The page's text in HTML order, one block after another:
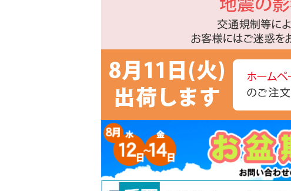
貼ってはがせる壁紙
ウォールステッカー
キッチンに使う
扉・窓・家具に使う
つまみ
スイッチプレート
コンセントプレート
ダボ
あおり止め
キャッチ
ラッチ
吊り金具
固定金具
トイレ用品
浴室用品
流し台所用品
洗面用品
水廻り工具
配管部品
水廻りアクセサリー
鍵・ド
玄関扉
浴室用
トイレ
室内用
ウィル
手すり
お電話でのご注文
06-6723-5060
カスタマーセンター
平日9：30～17：00
問合わせフォーム
こちらから